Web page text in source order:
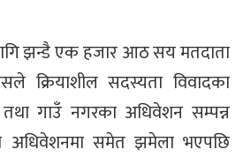
झन्डै एक हजार आठ सय मतदाता
क्रियाशील सदस्यता विवादका
गाउँ नगरका अधिवेशन सम्पन्न
अधिवेशनमा समेत झमेला भएपछि